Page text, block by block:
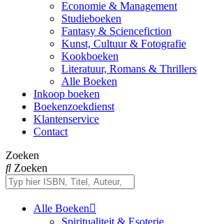
Economie & Management
Studieboeken
Fantasy & Sciencefiction
Kunst, Cultuur & Fotografie
Kookboeken
Literatuur, Romans & Thrillers
Alle Boeken
Inkoop boeken
Boekenzoekdienst
Klantenservice
Contact
Zoeken
Zoeken
Alle Boeken
Spiritualiteit & Esoterie